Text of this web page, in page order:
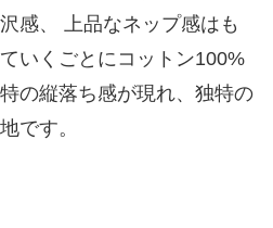
感、 上品なネップ感はも
いくごとにコットン100%
の縦落ち感が現れ、独特の
です。